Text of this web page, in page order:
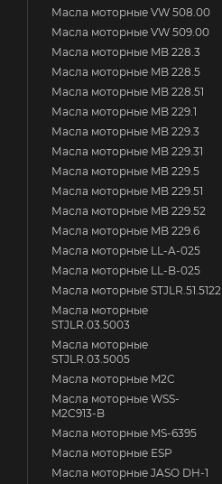
Масла моторные VW 508.00
Масла моторные VW 509.00
Масла моторные MB 228.3
Масла моторные MB 228.5
Масла моторные MB 228.51
Масла моторные MB 229.1
Масла моторные MB 229.3
Масла моторные MB 229.31
Масла моторные MB 229.5
Масла моторные MB 229.51
Масла моторные MB 229.52
Масла моторные MB 229.6
Масла моторные LL-A-025
Масла моторные LL-B-025
Масла моторные STJLR.51.5122
Масла моторные
STJLR.03.5003
Масла моторные
STJLR.03.5005
Масла моторные M2C
Масла моторные WSS-
M2C913-B
Масла моторные MS-6395
Масла моторные ESP
Масла моторные JASO DH-1